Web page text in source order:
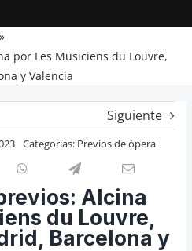
por Les Musiciens du Louvre,
y Valencia
Siguiente
Categorías: Previos de ópera
Alcina
du Louvre,
Barcelona y